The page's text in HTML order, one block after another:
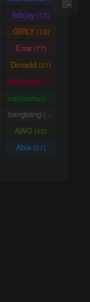
hdzjoy (12)
GIRLY(10)
(55)Eros (77)
Dmoold (21)
dakonglong(20)
callimohu (57)
bangbang (22)
AWG (43)
Able (27)